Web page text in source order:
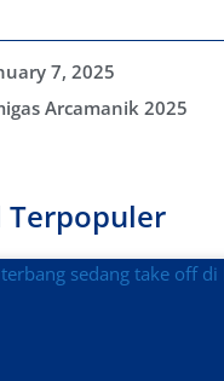
7, 2025
Arcamanik 2025